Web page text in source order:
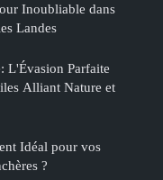
Inoubliable dans
Landes
L'Évasion Parfaite
Alliant Nature et
Idéal pour vos
?